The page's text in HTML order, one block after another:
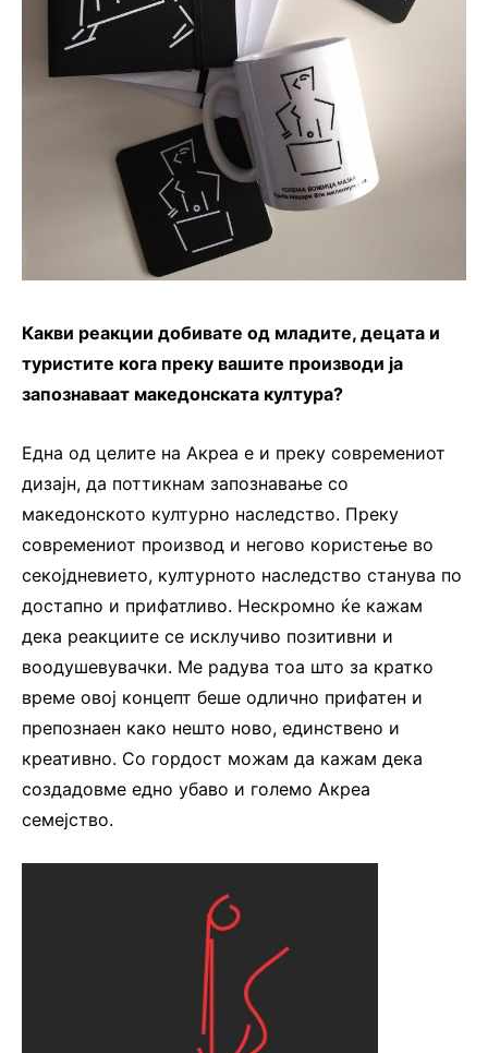
Какви реакции добивате од младите, децата и
туристите кога преку вашите производи ја
запознаваат македонската култура?
Една од целите на Акреа е и преку современиот
дизајн, да поттикнам запознавање со
македонското културно наследство. Преку
современиот производ и негово користење во
секојдневието, културното наследство станува по
достапно и прифатливо. Нескромно ќе кажам
дека реакциите се исклучиво позитивни и
воодушевувачки. Ме радува тоа што за кратко
време овој концепт беше одлично прифатен и
препознаен како нешто ново, единствено и
креативно. Со гордост можам да кажам дека
создадовме едно убаво и големо Акреа
семејство.